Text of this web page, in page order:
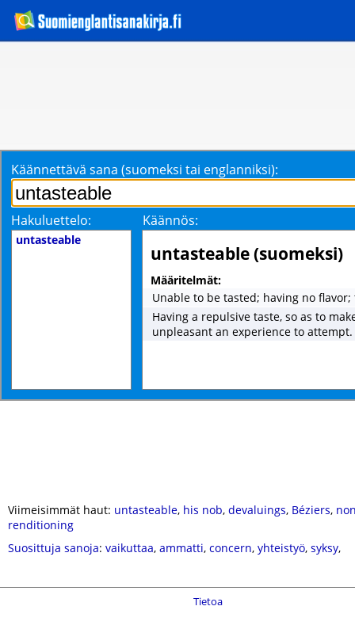
Käännettävä sana (suomeksi tai englanniksi):
Hakuluettelo: Käännös:
untasteable
untasteable (suomeksi)
Määritelmät:
Unable to be tasted; having no flavor;
Having a repulsive taste, so as to
unpleasant an experience to attempt.
Viimeisimmät haut: untasteable, his nob, devaluings, Béziers,
renditioning
Suosittuja sanoja: vaikuttaa, ammatti, concern, yhteistyö, syksy,
Tietoa